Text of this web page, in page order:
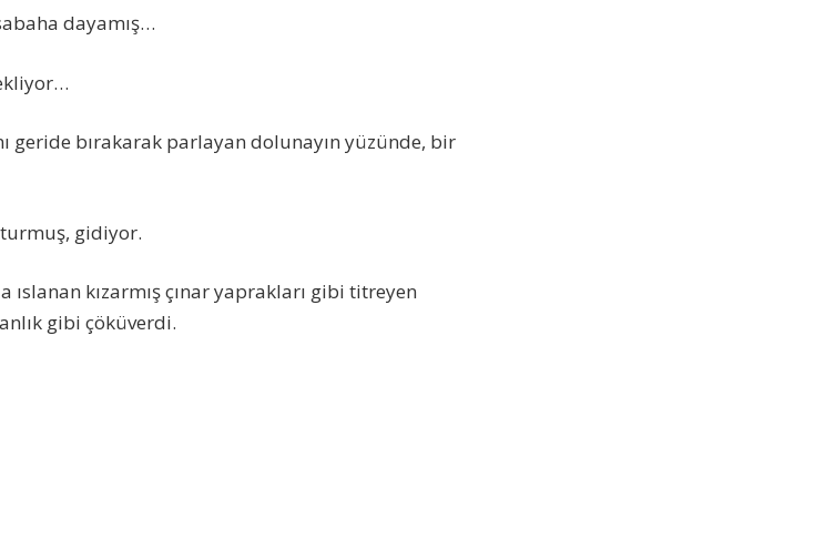
dayamış…
geride bırakarak parlayan dolunayın yüzünde, bir
gidiyor.
ıslanan kızarmış çınar yaprakları gibi titreyen
gibi çöküverdi.